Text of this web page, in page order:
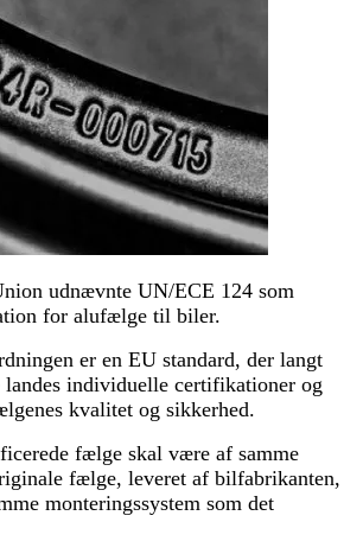
udnævnte UN/ECE 124 som
for alufælge til biler.
er en EU standard, der langt
landes individuelle certifikationer og
kvalitet og sikkerhed.
fælge skal være af samme
fælge, leveret af bilfabrikanten,
monteringssystem som det